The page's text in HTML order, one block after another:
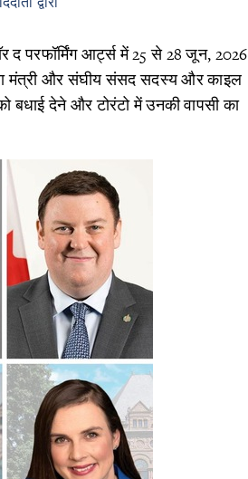
द परफॉर्मिंग आर्ट्स में 25 से 28 जून, 2026
मंत्री और संघीय संसद सदस्य और काइल
देने और टोरंटो में उनकी वापसी का